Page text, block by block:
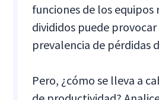
funciones de los equipos
divididos puede
prevalencia de pérdidas
Pero, ¿cómo se lleva a